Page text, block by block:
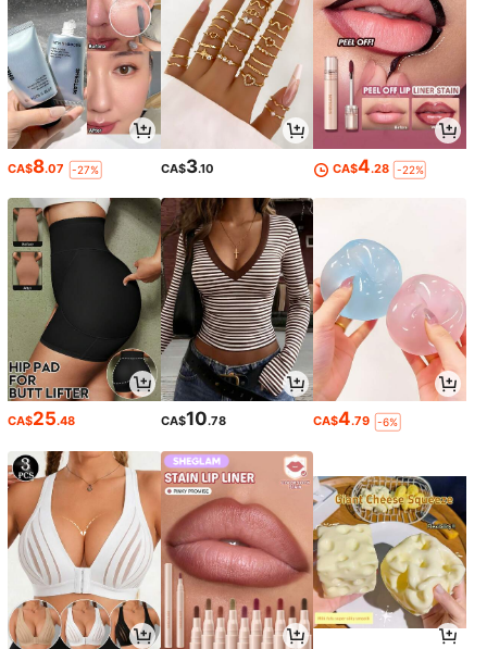
CA$8.07 -27% CA$3.10 CA$4.28 -22%
CA$25.48 CA$10.78 CA$4.79 -6%